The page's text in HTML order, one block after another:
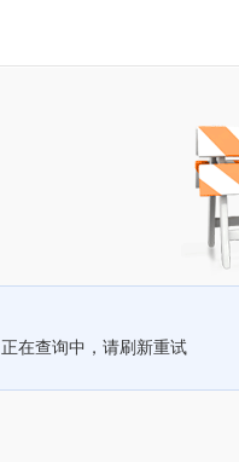
正在查询中，请刷新重试